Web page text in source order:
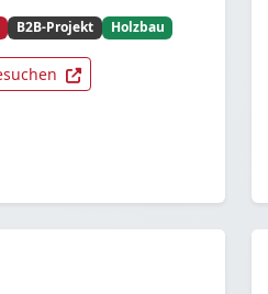
B2B-Projekt Holzbau